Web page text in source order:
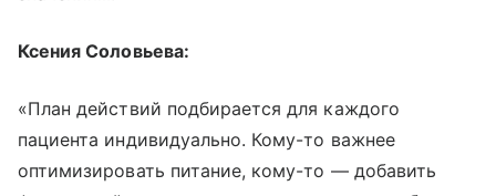
Ксения Соловьева:
«План действий подбирается для каждого
пациента индивидуально. Кому-то важнее
оптимизировать питание, кому-то — добавить